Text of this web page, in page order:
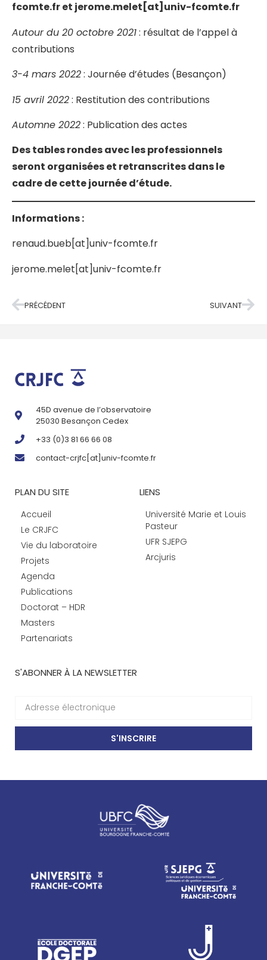
fcomte.fr et jerome.melet[at]univ-fcomte.fr
Autour du 20 octobre 2021: résultat de l’appel à
contributions
3-4 mars 2022: Journée d’études (Besançon)
15 avril 2022: Restitution des contributions
Automne 2022: Publication des actes
Des tables rondes avec les professionnels
seront organisées et retranscrites dans le
cadre de cette journée d’étude.
Informations :
renaud.bueb[at]univ-fcomte.fr
jerome.melet[at]univ-fcomte.fr
PRÉCÉDENT SUIVANT
45D avenue de l’observatoire
25030 Besançon Cedex
+33 (0)3 81 66 66 08
contact-crjfc[at]univ-fcomte.fr
PLAN DU SITE
Accueil
Le CRJFC
Vie du laboratoire
Projets
Agenda
Publications
Doctorat – HDR
Masters
Partenariats
LIENS
Université Marie et Louis
Pasteur
UFR SJEPG
Arcjuris
S'ABONNER À LA NEWSLETTER
S'INSCRIRE